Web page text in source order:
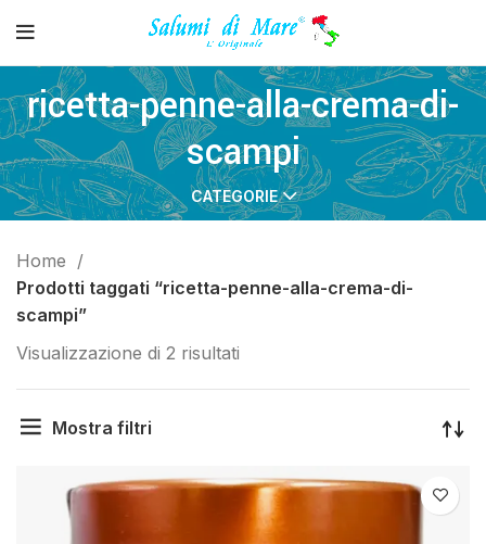
ricetta-penne-alla-crema-di-
scampi
CATEGORIE
Home
Prodotti taggati “ricetta-penne-alla-crema-di-
scampi”
Visualizzazione di 2 risultati
Mostra filtri